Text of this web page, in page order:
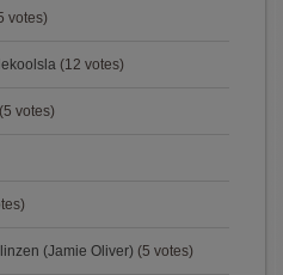
votes)
(12 votes)
(5 votes)
(Jamie Oliver) (5 votes)